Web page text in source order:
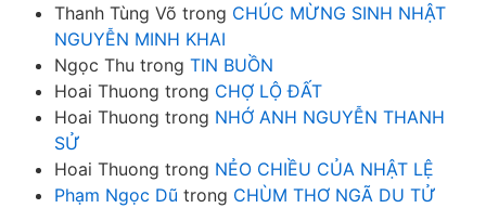
Thanh Tùng Võ trong CHÚC MỪNG SINH NHẬT
NGUYỄN MINH KHAI
Ngọc Thu trong TIN BUỒN
Hoai Thuong trong CHỢ LỘ ĐẤT
Hoai Thuong trong NHỚ ANH NGUYỄN THANH
SỬ
Hoai Thuong trong NẺO CHIỀU CỦA NHẬT LỆ
Phạm Ngọc Dũ trong CHÙM THƠ NGÃ DU TỬ